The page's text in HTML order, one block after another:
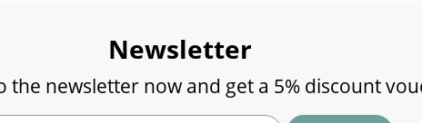
Newsletter
the newsletter now and get a 5% discount